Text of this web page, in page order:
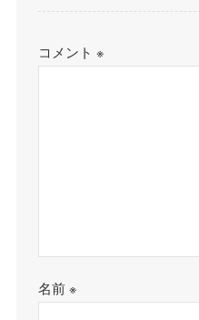
コメント※
名前※